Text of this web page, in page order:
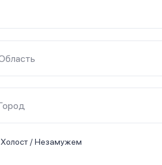
Холост / Незамужем